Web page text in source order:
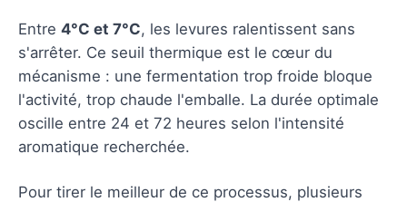
Entre 4°C et 7°C, les levures ralentissent sans
s'arrêter. Ce seuil thermique est le cœur du
mécanisme : une fermentation trop froide bloque
l'activité, trop chaude l'emballe. La durée optimale
oscille entre 24 et 72 heures selon l'intensité
aromatique recherchée.
Pour tirer le meilleur de ce processus, plusieurs